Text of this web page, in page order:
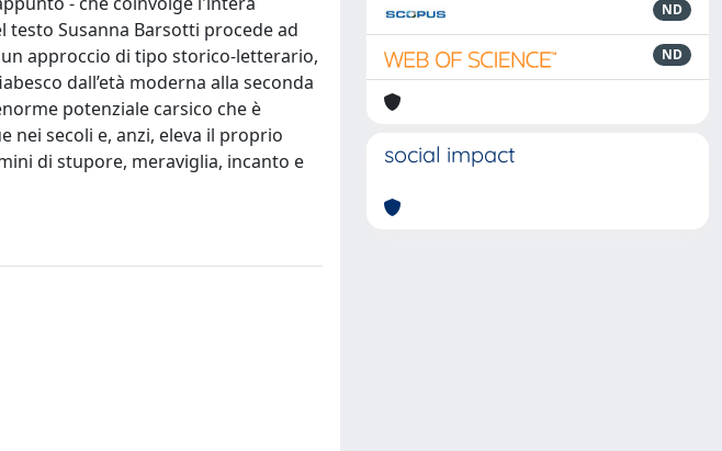
Susanna Barsotti procede ad
approccio di tipo storico-letterario,
dall’età moderna alla seconda
potenziale carsico che è
nei secoli e, anzi, eleva il proprio
di stupore, meraviglia, incanto e
ND
ND
social impact